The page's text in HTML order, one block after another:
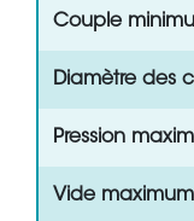
Couple
Diamètre des
Pression
Vide maximum